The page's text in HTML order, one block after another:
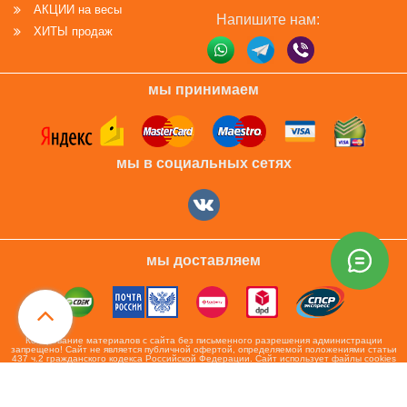
АКЦИИ на весы
ХИТЫ продаж
Напишите нам:
мы принимаем
мы в социальных сетях
мы доставляем
Копирование материалов с сайта без письменного разрешения администрации
запрещено! Сайт не является публичной офертой, определяемой положениями статьи
437 ч.2 гражданского кодекса Российской Федерации. Сайт использует файлы cookies